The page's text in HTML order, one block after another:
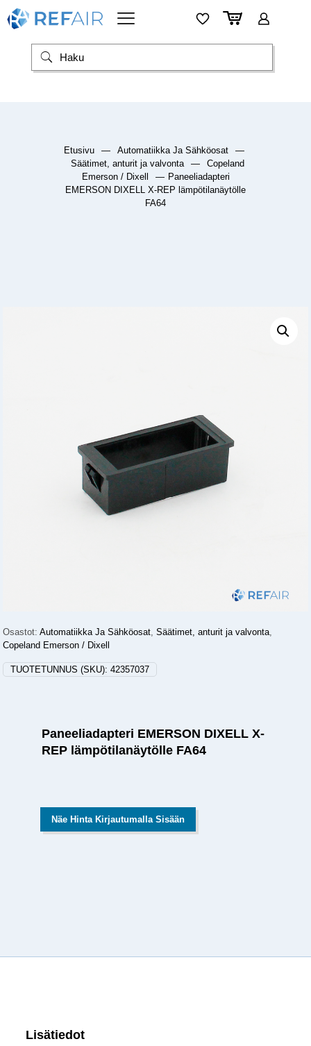
Etusivu — Automatiikka Ja Sähköosat
—
Säätimet, anturit ja valvonta
—
Copeland
Emerson / Dixell
— Paneeliadapteri
EMERSON DIXELL X-REP lämpötilanäytölle
FA64
Osastot:Automatiikka Ja Sähköosat,Säätimet, anturit ja valvonta,
Copeland Emerson / Dixell
TUOTETUNNUS (SKU):42357037
Paneeliadapteri EMERSON DIXELL X-
REP lämpötilanäytölle FA64
Näe Hinta Kirjautumalla Sisään
Lisätiedot